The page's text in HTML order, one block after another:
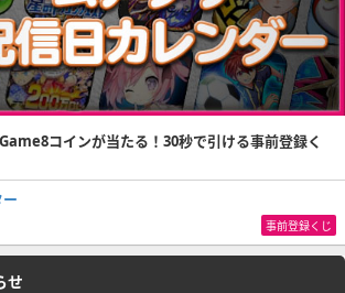
コインが当たる！30秒で引ける事前登録く
事前登録くじ
せ